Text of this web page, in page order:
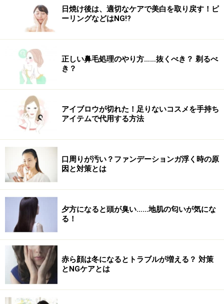
日焼け後は、適切なケアで美白を取り戻す！ピ
ーリングなどはNG!?
正しい鼻毛処理のやり方……抜くべき？ 剃るべ
き？
アイブロウが切れた！足りないコスメを手持ち
アイテムで代用する方法
口周りが汚い？ファンデーションガ浮く時の原
因と対策とは
夕方になると頭が臭い……地肌の匂いが気にな
る！
赤ら顔は冬になるとトラブルが増える？ 対策
とNGケアとは